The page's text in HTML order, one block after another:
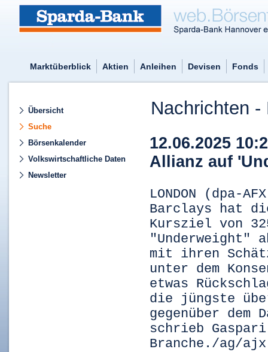
Marktüberblick Aktien Anleihen Devisen Fonds
Übersicht
Suche
Börsenkalender
Volkswirtschaftliche Daten
Newsletter
Nachrichten
12.06.2025
Allianz auf
LONDON (dpa-
Barclays hat
Kursziel von
"Underweight"
mit ihren
unter dem
etwas
die jüngste
gegenüber dem
schrieb
Branche./ag/ajx